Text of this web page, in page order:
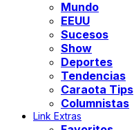
Mundo
EEUU
Sucesos
Show
Deportes
Tendencias
Caraota Tips
Columnistas
Link Extras